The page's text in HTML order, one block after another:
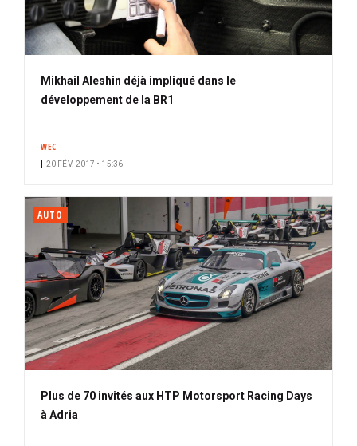
Mikhail Aleshin déjà impliqué dans le
développement de la BR1
WEC
20 FÉV. 2017 • 15:36
AUTO
Plus de 70 invités aux HTP Motorsport Racing Days
à Adria